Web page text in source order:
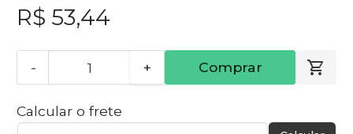
R$ 53,44
- + Comprar
Calcular o frete